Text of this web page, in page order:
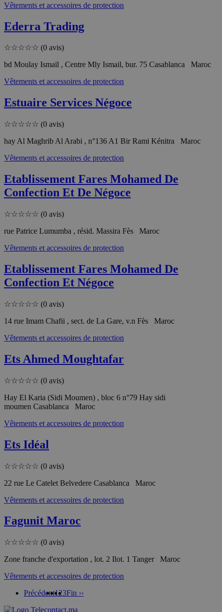
Vêtements et accessoires de protection
Ederra Trading
☆☆☆☆☆ (0 avis)
bd Moulay Ismaïl , Centre Mly Ismail, bur. 75 Casablanca Maroc
Vêtements et accessoires de protection
Estuaire Services Négoce
☆☆☆☆☆ (0 avis)
hay Al Maghrib Al Arabi , n°136 A1 Bir Rami Kénitra Maroc
Vêtements et accessoires de protection
Etablissement Fares Mohamed De
Confection Et De Négoce
☆☆☆☆☆ (0 avis)
rue Patrice Lumumba , résid. Massira Fès Maroc
Vêtements et accessoires de protection
Etablissement Fares Mohamed De
Confection Et Négoce
☆☆☆☆☆ (0 avis)
14 rue Imam Chafii , sect. de La Gare, v.n Fès Maroc
Vêtements et accessoires de protection
Ets Ahmed Moughtafar
☆☆☆☆☆ (0 avis)
Hay El Karia (Sidi Moumen) , bloc 6 n°79 Hay sidi
moumen Casablanca Maroc
Vêtements et accessoires de protection
Ets Idéal
☆☆☆☆☆ (0 avis)
22 rue Le Catelet Belvedere Casablanca Maroc
Vêtements et accessoires de protection
Fagunit Maroc
☆☆☆☆☆ (0 avis)
Zone franche d'exportation , lot. 2 Ilot. 1 Tanger Maroc
Vêtements et accessoires de protection
Précédent123Fin ››